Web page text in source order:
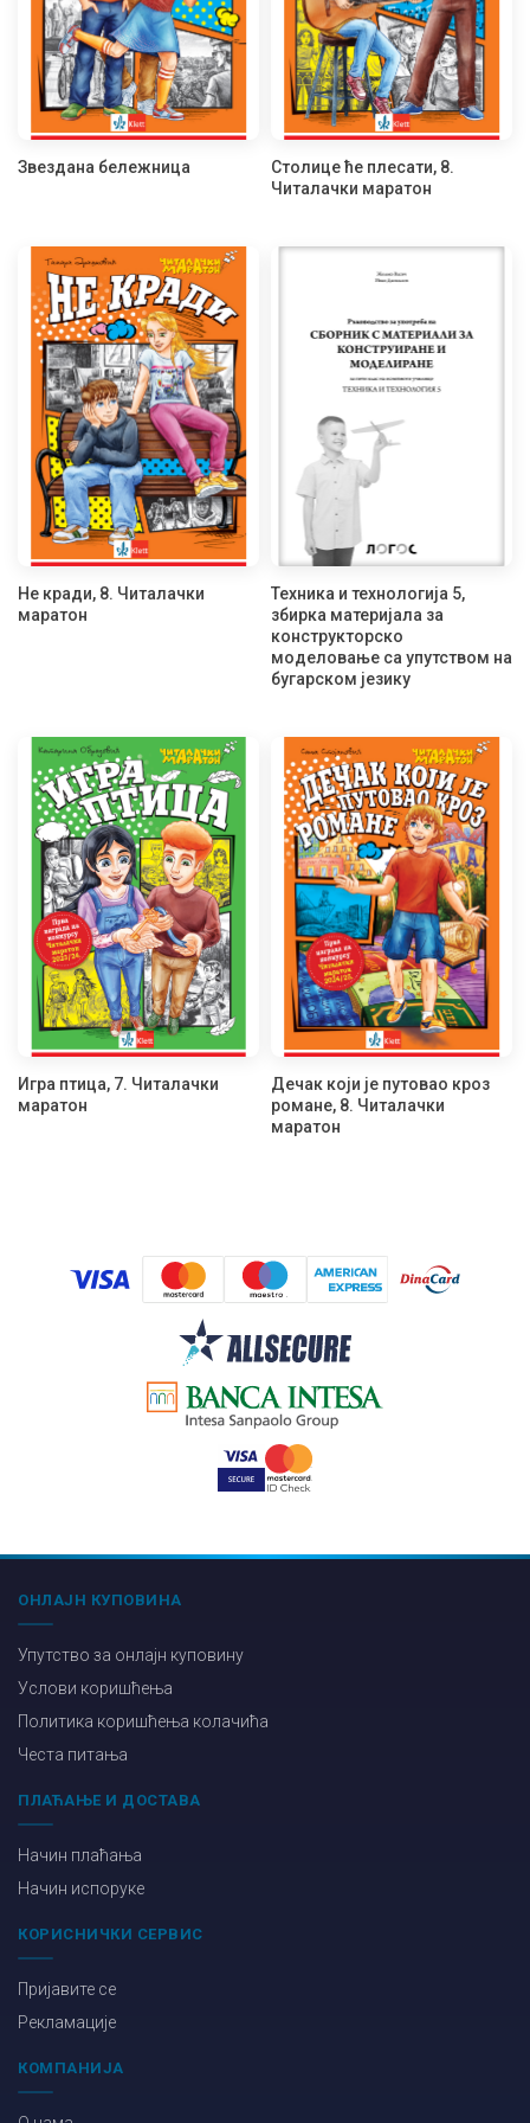
Звездана бележница
Столице ће плесати, 8.
Читалачки маратон
Не кради, 8. Читалачки
маратон
Техника и технологија 5,
збирка материјала за
конструкторско
моделовање са упутством на
бугарском језику
Игра птица, 7. Читалачки
маратон
Дечак који је путовао кроз
романе, 8. Читалачки
маратон
ОНЛАЈН КУПОВИНА
Упутство за онлајн куповину
Услови коришћења
Политика коришћења колачића
Честа питања
ПЛАЋАЊЕ И ДОСТАВА
Начин плаћања
Начин испоруке
КОРИСНИЧКИ СЕРВИС
Пријавите се
Рекламације
КОМПАНИЈА